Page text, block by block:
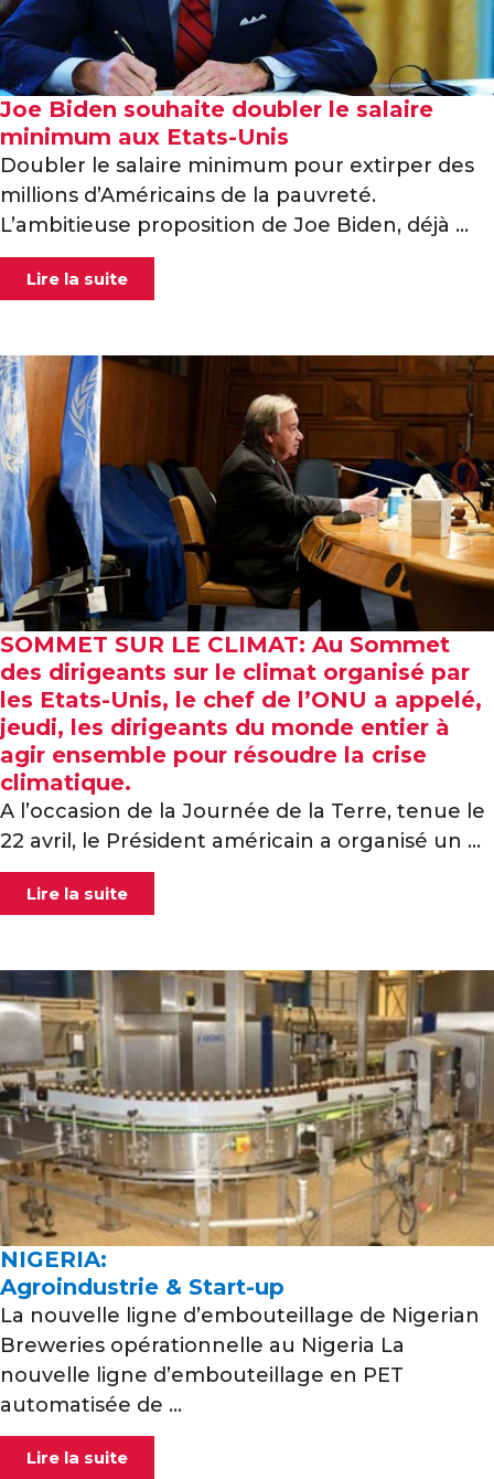
Joe Biden souhaite doubler le salaire
minimum aux Etats-Unis
Doubler le salaire minimum pour extirper des
millions d’Américains de la pauvreté.
L’ambitieuse proposition de Joe Biden, déjà ...
Lire la suite
SOMMET SUR LE CLIMAT: Au Sommet
des dirigeants sur le climat organisé par
les Etats-Unis, le chef de l’ONU a appelé,
jeudi, les dirigeants du monde entier à
agir ensemble pour résoudre la crise
climatique.
A l’occasion de la Journée de la Terre, tenue le
22 avril, le Président américain a organisé un ...
Lire la suite
NIGERIA:
Agroindustrie & Start-up
La nouvelle ligne d’embouteillage de Nigerian
Breweries opérationnelle au Nigeria La
nouvelle ligne d’embouteillage en PET
automatisée de ...
Lire la suite